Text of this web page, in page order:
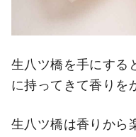
生八ツ橋を手にする
に持ってきて香りを
生八ツ橋は香りから